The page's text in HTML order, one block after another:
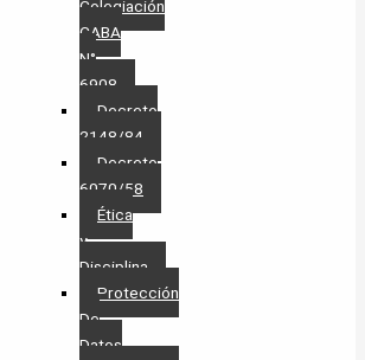
Colegiación
CABA
N°
6908
Decreto
2148/84
Decreto
6070/58
Ética
y
Disciplina
Protección
De
Datos